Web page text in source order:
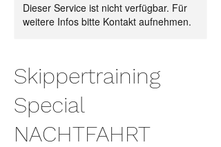
Dieser Service ist nicht verfügbar. Für
weitere Infos bitte Kontakt aufnehmen.
Skippertraining
Special
NACHTFAHRT